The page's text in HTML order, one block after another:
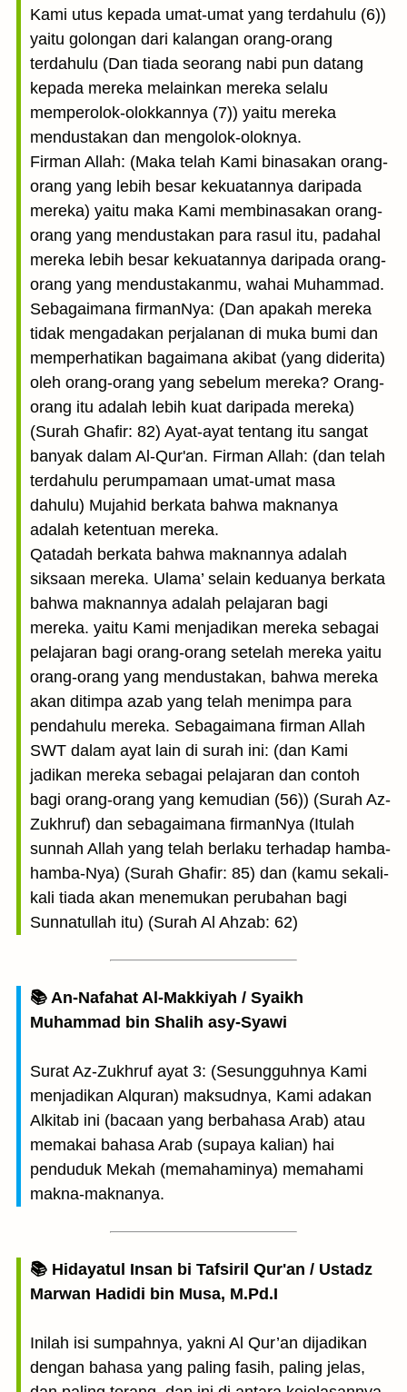
Kami utus kepada umat-umat yang terdahulu (6))
yaitu golongan dari kalangan orang-orang
terdahulu (Dan tiada seorang nabi pun datang
kepada mereka melainkan mereka selalu
memperolok-olokkannya (7)) yaitu mereka
mendustakan dan mengolok-oloknya.
Firman Allah: (Maka telah Kami binasakan orang-
orang yang lebih besar kekuatannya daripada
mereka) yaitu maka Kami membinasakan orang-
orang yang mendustakan para rasul itu, padahal
mereka lebih besar kekuatannya daripada orang-
orang yang mendustakanmu, wahai Muhammad.
Sebagaimana firmanNya: (Dan apakah mereka
tidak mengadakan perjalanan di muka bumi dan
memperhatikan bagaimana akibat (yang diderita)
oleh orang-orang yang sebelum mereka? Orang-
orang itu adalah lebih kuat daripada mereka)
(Surah Ghafir: 82) Ayat-ayat tentang itu sangat
banyak dalam Al-Qur'an. Firman Allah: (dan telah
terdahulu perumpamaan umat-umat masa
dahulu) Mujahid berkata bahwa maknanya
adalah ketentuan mereka.
Qatadah berkata bahwa maknannya adalah
siksaan mereka. Ulama’ selain keduanya berkata
bahwa maknannya adalah pelajaran bagi
mereka. yaitu Kami menjadikan mereka sebagai
pelajaran bagi orang-orang setelah mereka yaitu
orang-orang yang mendustakan, bahwa mereka
akan ditimpa azab yang telah menimpa para
pendahulu mereka. Sebagaimana firman Allah
SWT dalam ayat lain di surah ini: (dan Kami
jadikan mereka sebagai pelajaran dan contoh
bagi orang-orang yang kemudian (56)) (Surah Az-
Zukhruf) dan sebagaimana firmanNya (Itulah
sunnah Allah yang telah berlaku terhadap hamba-
hamba-Nya) (Surah Ghafir: 85) dan (kamu sekali-
kali tiada akan menemukan perubahan bagi
Sunnatullah itu) (Surah Al Ahzab: 62)
📚 An-Nafahat Al-Makkiyah / Syaikh
Muhammad bin Shalih asy-Syawi
Surat Az-Zukhruf ayat 3: (Sesungguhnya Kami
menjadikan Alquran) maksudnya, Kami adakan
Alkitab ini (bacaan yang berbahasa Arab) atau
memakai bahasa Arab (supaya kalian) hai
penduduk Mekah (memahaminya) memahami
makna-maknanya.
📚 Hidayatul Insan bi Tafsiril Qur'an / Ustadz
Marwan Hadidi bin Musa, M.Pd.I
Inilah isi sumpahnya, yakni Al Qur’an dijadikan
dengan bahasa yang paling fasih, paling jelas,